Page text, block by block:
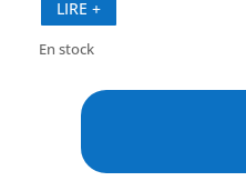
– Hauteur : 275 mm
– Emplacement porte
– 4 trous de fixation Ø
– Largeur 2 cannes :300mm
– Largeur 3 cannes :320mm
LIRE +
En stock
quantité
Cannes